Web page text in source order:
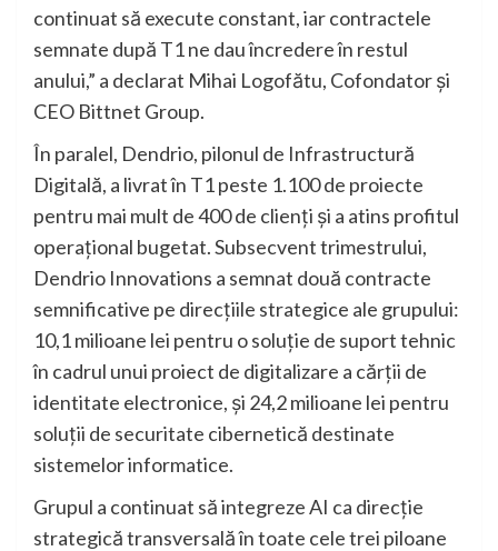
continuat să execute constant, iar contractele
semnate după T1 ne dau încredere în restul
anului,” a declarat Mihai Logofătu, Cofondator și
CEO Bittnet Group.
În paralel, Dendrio, pilonul de Infrastructură
Digitală, a livrat în T1 peste 1.100 de proiecte
pentru mai mult de 400 de clienți și a atins profitul
operațional bugetat. Subsecvent trimestrului,
Dendrio Innovations a semnat două contracte
semnificative pe direcțiile strategice ale grupului:
10,1 milioane lei pentru o soluție de suport tehnic
în cadrul unui proiect de digitalizare a cărții de
identitate electronice, și 24,2 milioane lei pentru
soluții de securitate cibernetică destinate
sistemelor informatice.
Grupul a continuat să integreze AI ca direcție
strategică transversală în toate cele trei piloane